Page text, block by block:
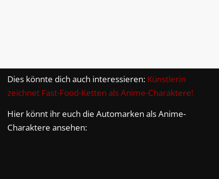
Dies könnte dich auch interessieren: Künstlerin
zeichnet Fast-Food-Ketten als Anime-Charaktere!
Hier könnt ihr euch die Automarken als Anime-
Charaktere ansehen: